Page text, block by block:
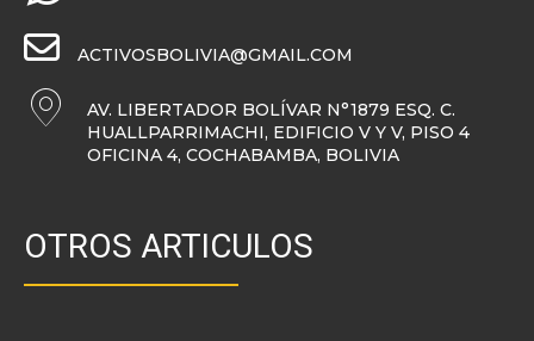
ACTIVOSBOLIVIA@GMAIL.COM
AV. LIBERTADOR BOLÍVAR N°1879 ESQ. C.
HUALLPARRIMACHI, EDIFICIO V Y V, PISO 4
OFICINA 4, COCHABAMBA, BOLIVIA
OTROS ARTICULOS